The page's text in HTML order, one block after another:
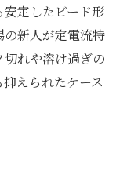
定したビード形
新人が定電流特
れや溶け過ぎの
えられたケース